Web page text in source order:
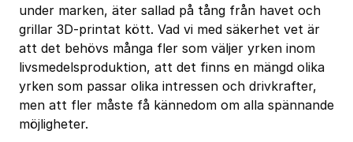
under marken, äter sallad på tång från havet och
grillar 3D-printat kött. Vad vi med säkerhet vet är
att det behövs många fler som väljer yrken inom
livsmedelsproduktion, att det finns en mängd olika
yrken som passar olika intressen och drivkrafter,
men att fler måste få kännedom om alla spännande
möjligheter.